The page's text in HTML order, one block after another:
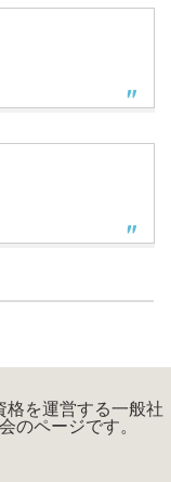
を運営する一般社
のページです。